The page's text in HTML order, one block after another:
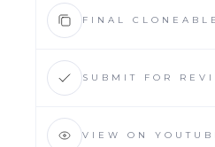
FINAL CLONEABLE
SUBMIT FOR
VIEW ON